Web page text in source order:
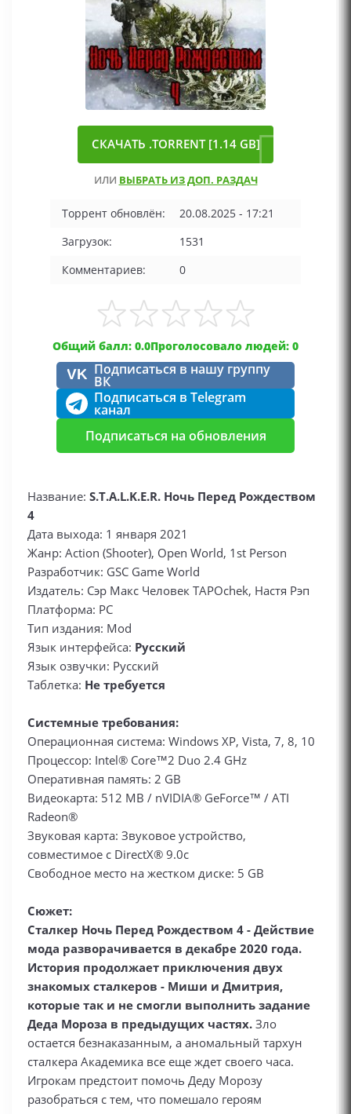
СКАЧАТЬ .TORRENT [1.14 GB]
ИЛИ ВЫБРАТЬ ИЗ ДОП. РАЗДАЧ
Торрент обновлён:
20.08.2025 - 17:21
Загрузок:
1531
Комментариев:
0
Общий балл: 0.0Проголосовало людей: 0
VK Подписаться в нашу группу
ВК
Подписаться в Telegram
канал
Подписаться на обновления
Название: S.T.A.L.K.E.R. Ночь Перед Рождеством
4
Дата выхода: 1 января 2021
Жанр: Action (Shooter), Open World, 1st Person
Разработчик: GSC Game World
Издатель: Сэр Макс Человек TAPOchek, Настя Рэп
Платформа: PC
Тип издания: Mod
Язык интерфейса: Русский
Язык озвучки: Русский
Таблетка: Не требуется
Системные требования:
Операционная система: Windows XP, Vista, 7, 8, 10
Процессор: Intel® Core™2 Duo 2.4 GHz
Оперативная память: 2 GB
Видеокарта: 512 MB / nVIDIA® GeForce™ / ATI
Radeon®
Звуковая карта: Звуковое устройство,
совместимое с DirectX® 9.0с
Свободное место на жестком диске: 5 GB
Сюжет:
Сталкер Ночь Перед Рождеством 4 - Действие
мода разворачивается в декабре 2020 года.
История продолжает приключения двух
знакомых сталкеров - Миши и Дмитрия,
которые так и не смогли выполнить задание
Деда Мороза в предыдущих частях. Зло
остается безнаказанным, а аномальный тархун
сталкера Академика все еще ждет своего часа.
Игрокам предстоит помочь Деду Морозу
разобраться с тем, что помешало героям